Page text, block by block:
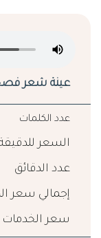
عينة شعر
عدد الكلمات
السعر
عدد الدقائق
إجمالي سعر
سعر الخدمات